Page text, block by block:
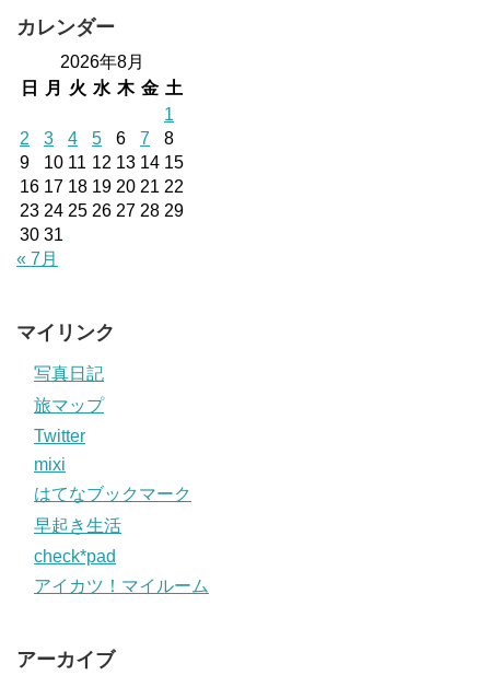
カレンダー
2026年8月
日
月 火 水 木 金 土
1
2
3 4 5 6 7
8
9
10 11 12 13 14 15
16 17 18 19 20 21 22
23 24 25 26 27 28 29
30 31
« 7月
マイリンク
写真日記
旅マップ
Twitter
mixi
はてなブックマーク
早起き生活
check*pad
アイカツ！マイルーム
アーカイブ